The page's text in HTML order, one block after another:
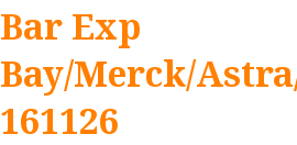
Bar Exp
Bay/Merck/
161126